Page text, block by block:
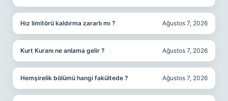
Hız limitörü kaldırma zararlı mı ? Ağustos 7, 2026
Kurt Kuranı ne anlama gelir ? Ağustos 7, 2026
Hemşirelik bölümü hangi fakültede ? Ağustos 7, 2026